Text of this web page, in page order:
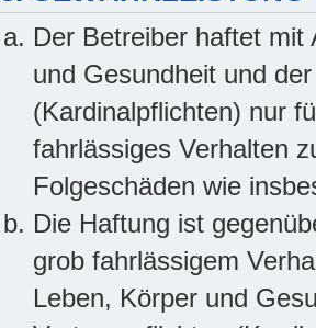
Der Betreiber haftet mit
und Gesundheit und
(Kardinalpflichten) nur
fahrlässiges Verhalten
Folgeschäden wie
Die Haftung ist
grob fahrlässigem
Leben, Körper und